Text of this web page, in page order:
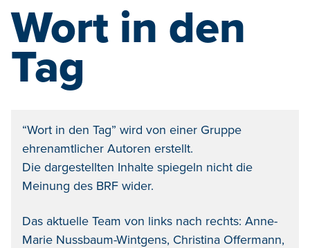
Wort in den
Tag
“Wort in den Tag” wird von einer Gruppe
ehrenamtlicher Autoren erstellt.
Die dargestellten Inhalte spiegeln nicht die
Meinung des BRF wider.
Das aktuelle Team von links nach rechts: Anne-
Marie Nussbaum-Wintgens, Christina Offermann,